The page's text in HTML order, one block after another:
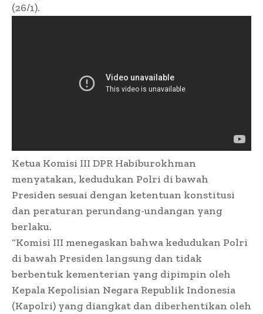
(26/1).
Ketua Komisi III DPR Habiburokhman
menyatakan, kedudukan Polri di bawah
Presiden sesuai dengan ketentuan konstitusi
dan peraturan perundang-undangan yang
berlaku.
“Komisi III menegaskan bahwa kedudukan Polri
di bawah Presiden langsung dan tidak
berbentuk kementerian yang dipimpin oleh
Kepala Kepolisian Negara Republik Indonesia
(Kapolri) yang diangkat dan diberhentikan oleh